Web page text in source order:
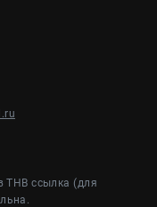
ТНВ ссылка (для